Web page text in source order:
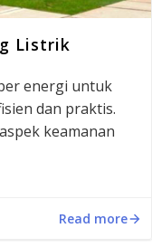
Listrik
energi untuk
dan praktis.
keamanan
Read more